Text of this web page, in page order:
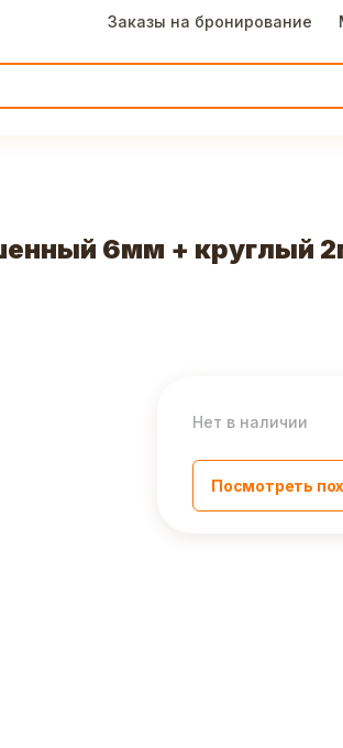
Заказы на бронирование
6мм + круглый
Нет в наличии
Посмотреть